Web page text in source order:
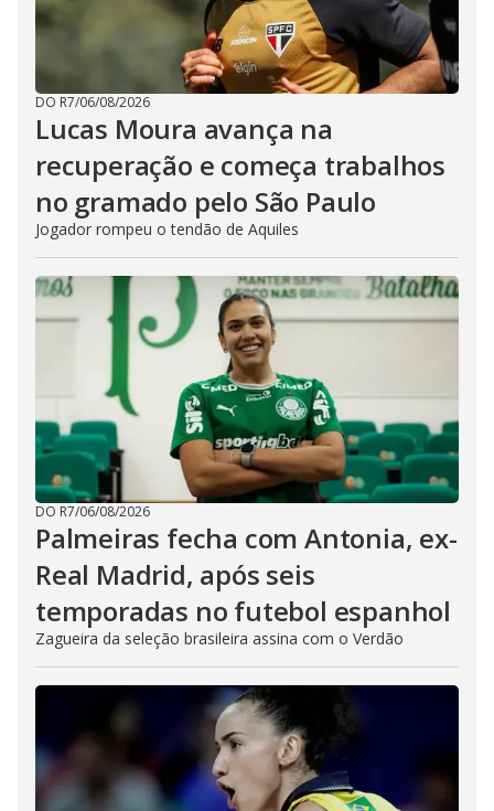
DO R7/06/08/2026
Lucas Moura avança na
recuperação e começa trabalhos
no gramado pelo São Paulo
Jogador rompeu o tendão de Aquiles
DO R7/06/08/2026
Palmeiras fecha com Antonia, ex-
Real Madrid, após seis
temporadas no futebol espanhol
Zagueira da seleção brasileira assina com o Verdão